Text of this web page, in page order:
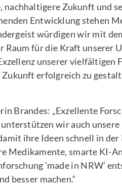
Zukunft und
Entwicklung stehen
würdigen wir mit
Raum für die Kraft unserer
unserer vielfältigen
erfolgreich zu
Brandes: „Exzellente
wir auch
ihre Ideen schnell in
Medikamente, smarte KI-
'made in NRW'
besser machen.“